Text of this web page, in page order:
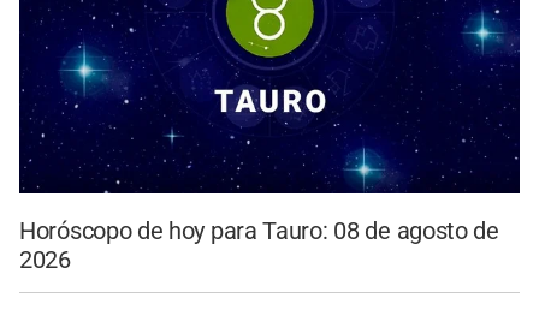
Horóscopo de hoy para Tauro: 08 de agosto de
2026